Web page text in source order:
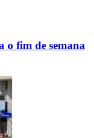
o fim de semana